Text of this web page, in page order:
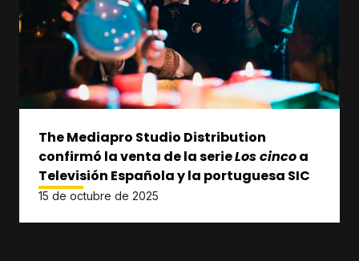
The Mediapro Studio Distribution
confirmó la venta de la serieLos cincoa
Televisión Española y la portuguesa SIC
15 de octubre de 2025